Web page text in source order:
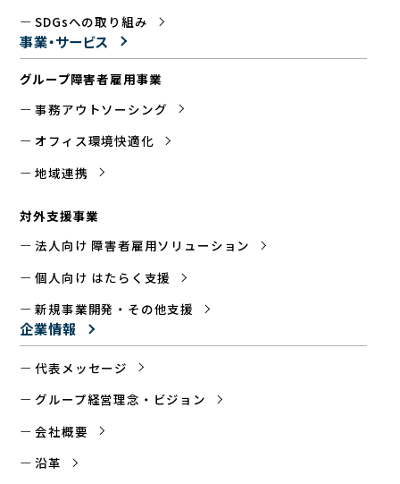
SDGsへの取り組み
事業・サービス
グループ障害者雇用事業
事務アウトソーシング
オフィス環境快適化
地域連携
対外支援事業
法人向け 障害者雇用ソリューション
個人向け はたらく支援
新規事業開発・その他支援
企業情報
代表メッセージ
グループ経営理念・ビジョン
会社概要
沿革